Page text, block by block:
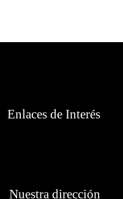
Enlaces de Interés
Nuestra dirección